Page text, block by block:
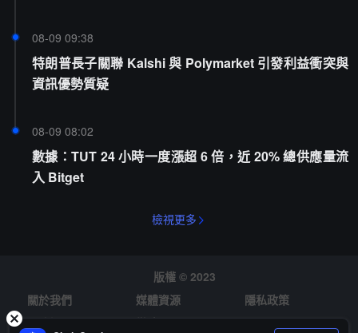
08-09 09:38
特朗普長子關聯 Kalshi 與 Polymarket 引發利益衝突與
資訊優勢質疑
08-09 08:02
數據：TUT 24 小時一度漲超 6 倍，近 20% 總供應量流
入 Bitget
檢視更多
版權 © 2023
關於我們
媒體資源
隱私政策
風險提示
徵才